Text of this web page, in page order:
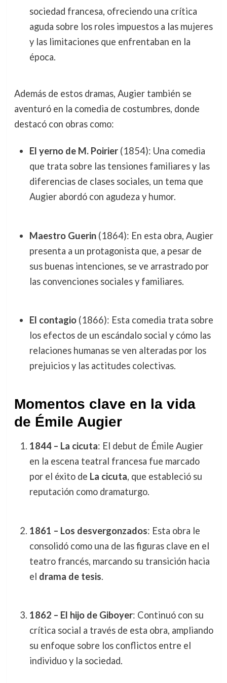
sociedad francesa, ofreciendo una crítica
aguda sobre los roles impuestos a las mujeres
y las limitaciones que enfrentaban en la
época.
Además de estos dramas, Augier también se
aventuró en la comedia de costumbres, donde
destacó con obras como:
El yerno de M. Poirier(1854): Una comedia
que trata sobre las tensiones familiares y las
diferencias de clases sociales, un tema que
Augier abordó con agudeza y humor.
Maestro Guerin(1864): En esta obra, Augier
presenta a un protagonista que, a pesar de
sus buenas intenciones, se ve arrastrado por
las convenciones sociales y familiares.
El contagio(1866): Esta comedia trata sobre
los efectos de un escándalo social y cómo las
relaciones humanas se ven alteradas por los
prejuicios y las actitudes colectivas.
Momentos clave en la vida
de Émile Augier
1844 – La cicuta: El debut de Émile Augier
en la escena teatral francesa fue marcado
por el éxito de La cicuta, que estableció su
reputación como dramaturgo.
1861 – Los desvergonzados: Esta obra le
consolidó como una de las figuras clave en el
teatro francés, marcando su transición hacia
el drama de tesis.
1862 – El hijo de Giboyer: Continuó con su
crítica social a través de esta obra, ampliando
su enfoque sobre los conflictos entre el
individuo y la sociedad.